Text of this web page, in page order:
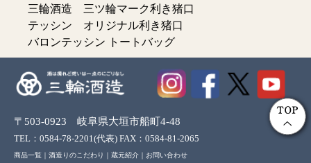
三輪酒造 三ツ輪マーク利き猪口
テッシン オリジナル利き猪口
バロンテッシン トートバッグ
〒503-0923 岐阜県大垣市船町4-48
TEL：0584-78-2201(代表) FAX：0584-81-2065
商品一覧 ｜ 酒造りのこだわり ｜ 蔵元紹介 ｜ お問い合わせ